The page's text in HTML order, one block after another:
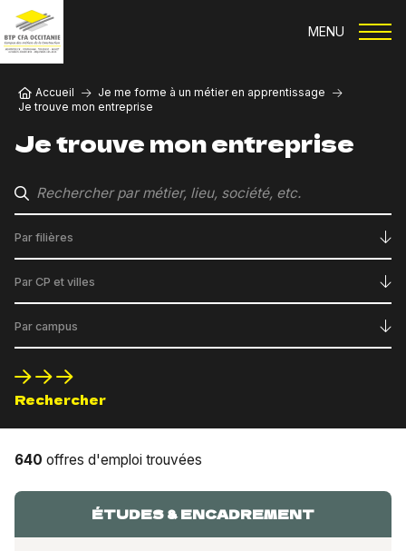
Aller au contenu principal
MENU
Fil d'Ariane
Accueil
Je me forme à un métier en apprentissage
Je trouve mon entreprise
Je trouve mon entreprise
Par filières
Par CP et villes
Par campus
640 offres d'emploi trouvées
ÉTUDES & ENCADREMENT